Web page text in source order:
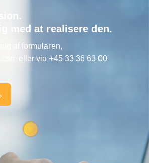
med at realisere den.
af formularen,
eller via +45 33 36 63 00